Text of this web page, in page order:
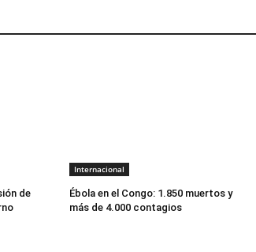
de
Internacional
Ébola en el Congo: 1.850 muertos y
más de 4.000 contagios